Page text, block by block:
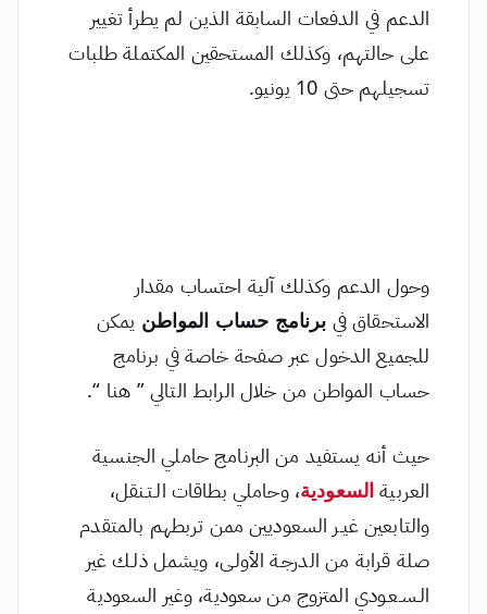
الدعم في الدفعات السابقة الذين لم يطرأ تغيير
على حالتهم، وكذلك المستحقين المكتملة طلبات
تسجيلهم حتى 10 يونيو.
وحول الدعم وكذلك آلية احتساب مقدار
الاستحقاق في برنامج حساب المواطن يمكن
للجميع الدخول عبر صفحة خاصة في برنامج
حساب المواطن من خلال الرابط التالي ” هنا “.
حيث أنه يستفيد من البرنامج حاملي الجنسية
العربية السعودية، وحاملي بطاقات الـتـنقل،
والتابعين غيـر السعوديين ممن تربطهم بالمتقدم
صلة قرابة من الدرجـة الأولـى، ويشمل ذلـك غير
الـسـعـودي المتزوج من سعودية، وغير السعودية